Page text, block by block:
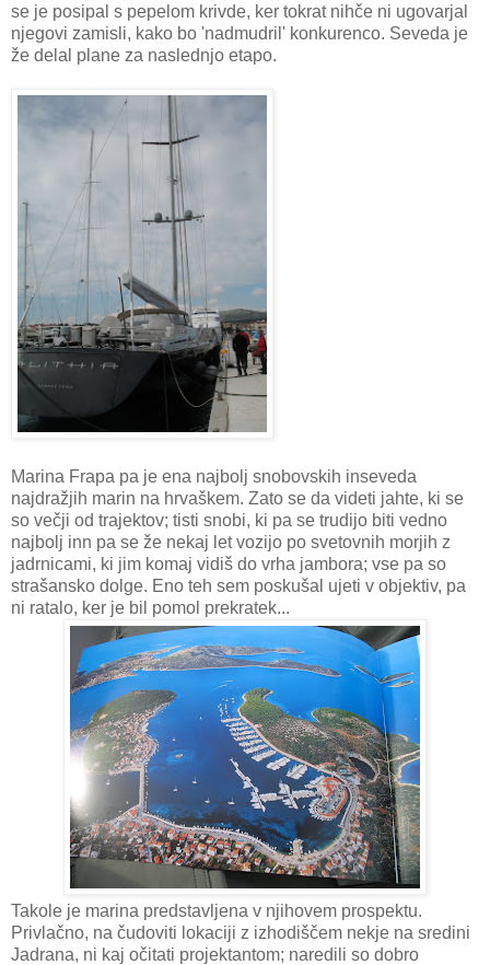
se je posipal s pepelom krivde, ker tokrat nihče ni ugovarjal
njegovi zamisli, kako bo 'nadmudril' konkurenco. Seveda je
že delal plane za naslednjo etapo.
Marina Frapa pa je ena najbolj snobovskih inseveda
najdražjih marin na hrvaškem. Zato se da videti jahte, ki se
so večji od trajektov; tisti snobi, ki pa se trudijo biti vedno
najbolj inn pa se že nekaj let vozijo po svetovnih morjih z
jadrnicami, ki jim komaj vidiš do vrha jambora; vse pa so
strašansko dolge. Eno teh sem poskušal ujeti v objektiv, pa
ni ratalo, ker je bil pomol prekratek...
Takole je marina predstavljena v njihovem prospektu.
Privlačno, na čudoviti lokaciji z izhodiščem nekje na sredini
Jadrana, ni kaj očitati projektantom; naredili so dobro